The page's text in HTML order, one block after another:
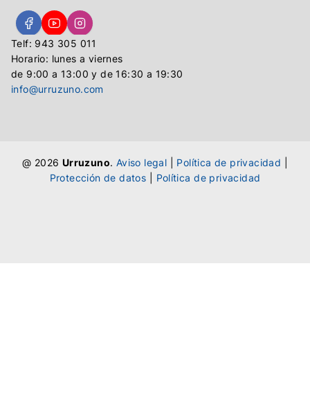
Telf: 943 305 011
Horario: lunes a viernes
de 9:00 a 13:00 y de 16:30 a 19:30
info@urruzuno.com
@ 2026 Urruzuno. Aviso legal Política de privacidad
Protección de datos
Política de privacidad